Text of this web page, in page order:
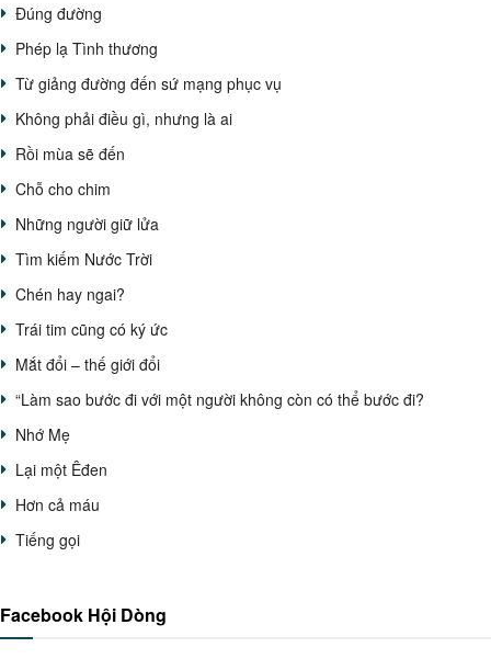
Đúng đường
Phép lạ Tình thương
Từ giảng đường đến sứ mạng phục vụ
Không phải điều gì, nhưng là ai
Rồi mùa sẽ đến
Chỗ cho chim
Những người giữ lửa
Tìm kiếm Nước Trời
Chén hay ngai?
Trái tim cũng có ký ức
Mắt đổi – thế giới đổi
“Làm sao bước đi với một người không còn có thể bước đi?
Nhớ Mẹ
Lại một Êđen
Hơn cả máu
Tiếng gọi
Facebook Hội Dòng